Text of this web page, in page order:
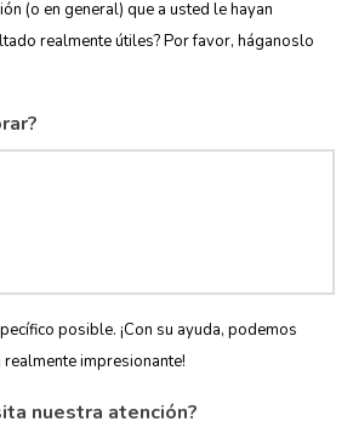
(o en general) que a usted le hayan
realmente útiles? Por favor, háganoslo
posible. ¡Con su ayuda, podemos
impresionante!
nuestra atención?